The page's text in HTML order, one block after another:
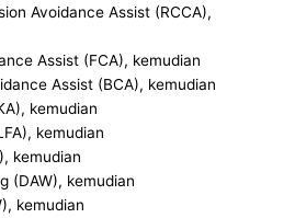
Avoidance Assist (RCCA),
Assist (FCA), kemudian
Assist (BCA), kemudian
kemudian
kemudian
kemudian
(DAW), kemudian
kemudian